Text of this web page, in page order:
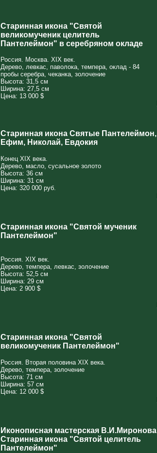
Старинная икона "Святой
великомученик целитель
Пантелеймон" в серебряном окладе
Россия. Москва. XIX век.
Дерево, левкас, паволока, темпера, оклад - 84
пробы серебра, чеканка, золочение
Высота: 31,5 см
Ширина: 27,5 см
Цена: 13 000 $
Старинная икона Святые Пантелеймон,
Ефим, Николай, Евдокия
Конец XIX века.
Дерево, масло, сусальное золото
Высота: 36 см
Ширина: 31 см
Цена: 320 000 руб.
Старинная икона "Святой мученик
Пантелеймон"
Россия. XIX век.
Дерево, темпера, левкас, золочение
Высота: 52,5 см
Ширина: 29 см
Цена: 2 900 $
Старинная икона "Святой
великомученик Пантелеймон"
Россия. Вторая половина XIX века.
Дерево, темпера, золочение
Высота: 71 см
Ширина: 57 см
Цена: 12 000 $
Иконописная мастерская В.И.Миронова
Старинная икона "Святой целитель
Пантелеймон"